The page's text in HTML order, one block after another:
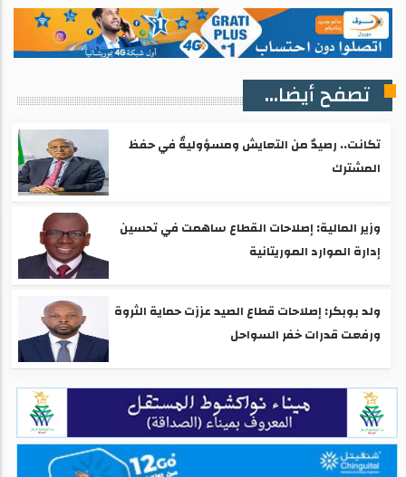
تصفح أيضا...
تكانت.. رصيدٌ من التعايش ومسؤوليةٌ في حفظ
المشترك
وزير المالية: إصلاحات القطاع ساهمت في تحسين
إدارة الموارد الموريتانية
ولد بوبكر: إصلاحات قطاع الصيد عززت حماية الثروة
ورفعت قدرات خفر السواحل